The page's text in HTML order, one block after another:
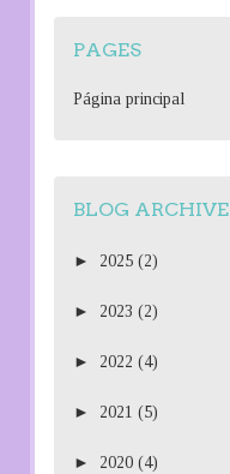
PAGES
Página principal
BLOG ARCHIVE
► 2025 (2)
► 2023 (2)
► 2022 (4)
► 2021 (5)
► 2020 (4)